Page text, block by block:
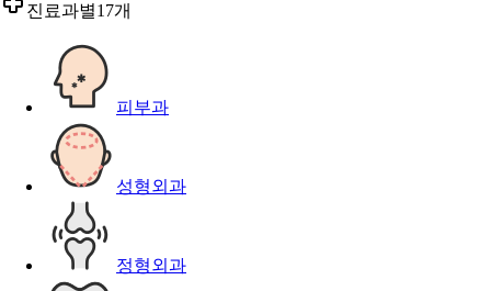
진료과별17개
피부과
성형외과
정형외과